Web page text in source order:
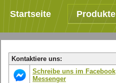
Startseite Produkte
Kontaktiere uns:
Schreibe uns im Facebook
Messenger